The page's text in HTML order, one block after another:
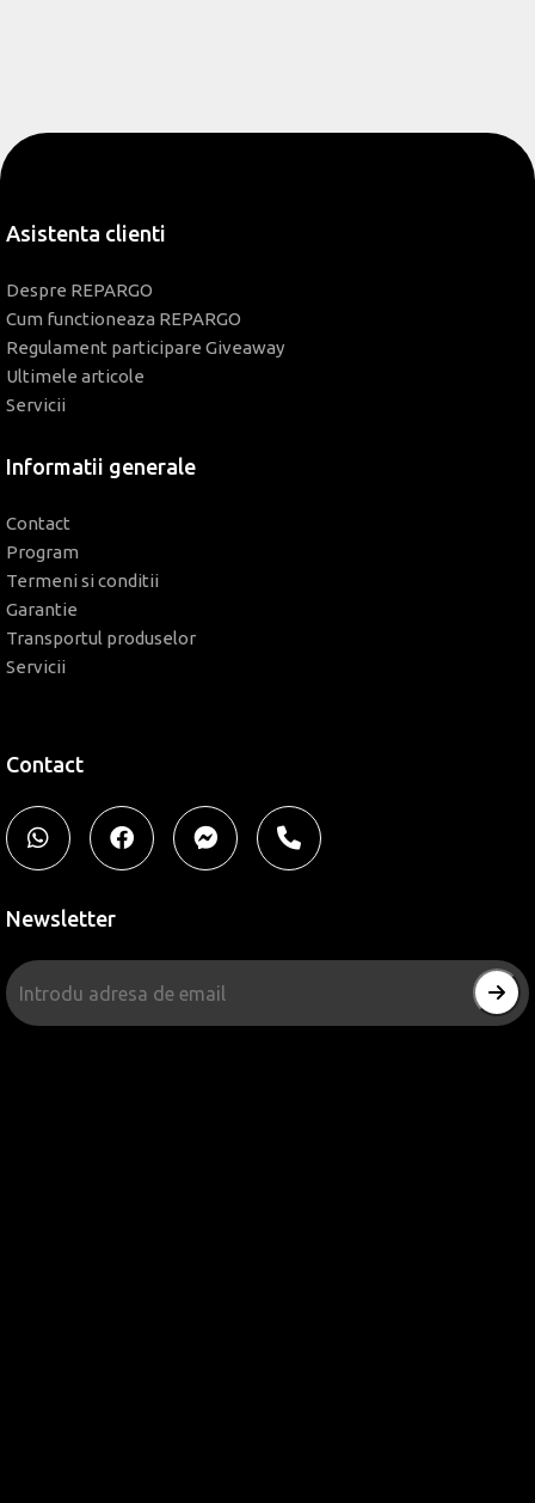
Asistenta clienti
Despre REPARGO
Cum functioneaza REPARGO
Regulament participare Giveaway
Ultimele articole
Servicii
Informatii generale
Contact
Program
Termeni si conditii
Garantie
Transportul produselor
Servicii
Contact
Newsletter